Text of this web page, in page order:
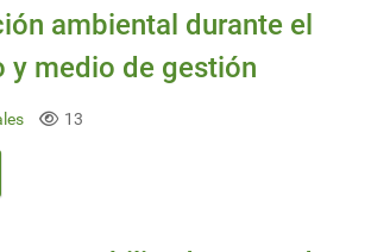
ambiental durante el
y medio de gestión
13